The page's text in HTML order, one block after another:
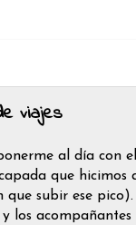
viajes
al día con
que
subir ese
los acompañantes